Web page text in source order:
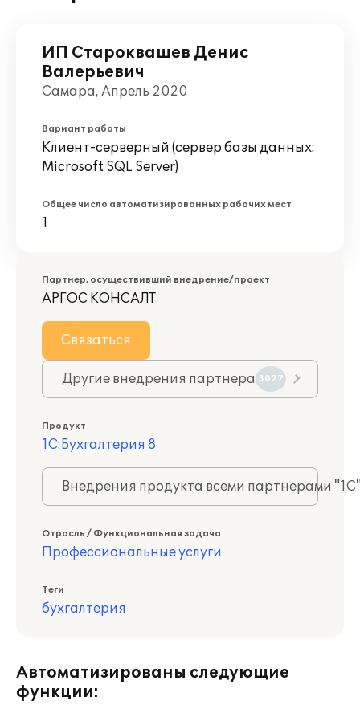
ИП Староквашев Денис
Валерьевич
Самара, Апрель 2020
Вариант работы
Клиент-серверный (сервер базы данных:
Microsoft SQL Server)
Общее число автоматизированных рабочих мест
1
Партнер, осуществивший внедрение/проект
АРГОС КОНСАЛТ
Связаться
Другие внедрения партнера 3027
Продукт
1С:Бухгалтерия 8
Внедрения продукта всеми партнерами
Отрасль / Функциональная задача
Профессиональные услуги
Теги
бухгалтерия
Автоматизированы следующие
функции: